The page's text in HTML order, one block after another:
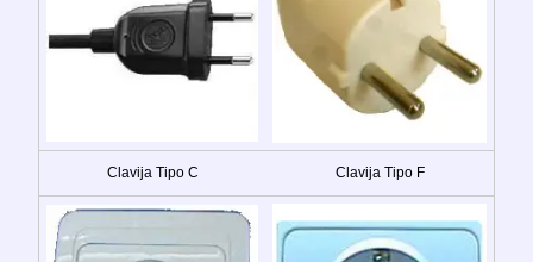
Clavija Tipo C Clavija Tipo F